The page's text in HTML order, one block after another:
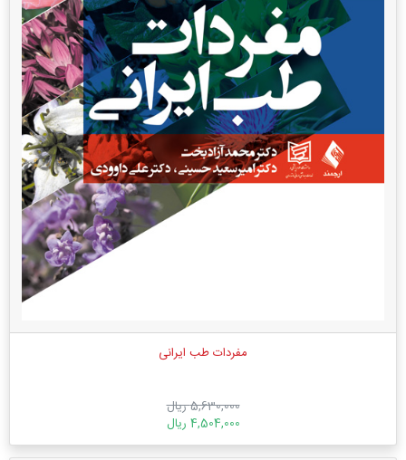
مفردات طب ایرانی
5,630,000 ریال
4,504,000 ریال